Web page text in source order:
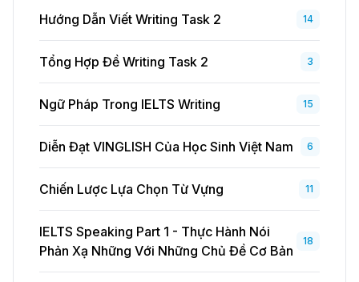
Hướng Dẫn Viết Writing Task 2 14
Tổng Hợp Đề Writing Task 2 3
Ngữ Pháp Trong IELTS Writing 15
Diễn Đạt VINGLISH Của Học Sinh Việt Nam 6
Chiến Lược Lựa Chọn Từ Vựng 11
IELTS Speaking Part 1 - Thực Hành Nói
Phản Xạ Những Với Những Chủ Đề Cơ Bản
18